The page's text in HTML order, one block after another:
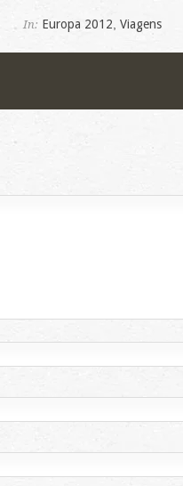
In: Europa 2012 Viagens